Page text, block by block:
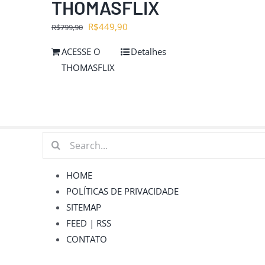
THOMASFLIX
R$799,90 O
original
era:
R$449,90
atual
ACESSE O
THOMASFLIX
Detalhes
Buscar
resultados
HOME
POLÍTICAS DE PRIVACIDADE
SITEMAP
FEED | RSS
CONTATO